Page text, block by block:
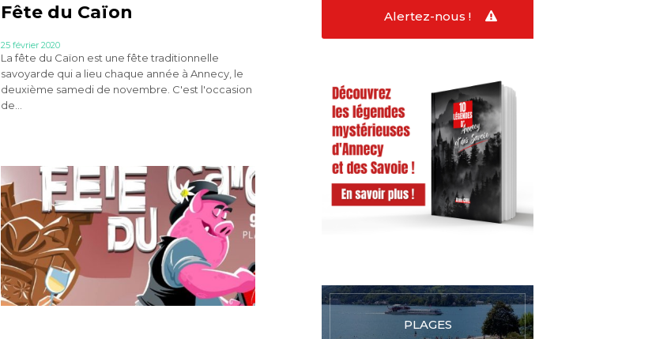
Fête du Caïon
25 février 2020
La fête du Caïon est une fête traditionnelle
savoyarde qui a lieu chaque année à Annecy, le
deuxième samedi de novembre. C'est l'occasion
de...
Alertez-nous !
PLAGES